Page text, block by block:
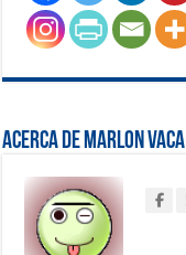
Acerca de Marlon Vaca